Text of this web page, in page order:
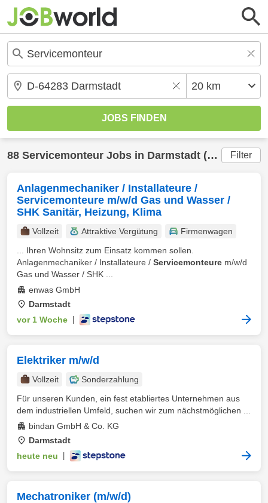
88 Servicemonteur Jobs in Darmstadt (20 km) gefunden Filter
Anlagenmechaniker / Installateure /
Servicemonteure m/w/d Gas und Wasser /
SHK Sanitär, Heizung, Klima
Vollzeit Attraktive Vergütung
Firmenwagen
... Ihren Wohnsitz zum Einsatz kommen sollen.
Anlagenmechaniker / Installateure / Servicemonteure m/w/d
Gas und Wasser / SHK ...
enwas GmbH
Darmstadt
vor 1 Woche
Elektriker m/w/d
Vollzeit
Sonderzahlung
Für unseren Kunden, ein fest etabliertes Unternehmen aus
dem industriellen Umfeld, suchen wir zum nächstmöglichen ...
bindan GmbH & Co. KG
Darmstadt
heute neu
Mechatroniker (m/w/d)